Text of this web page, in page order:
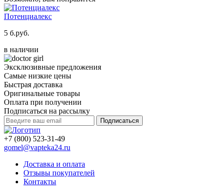
Потенциалекс
5 б.руб.
в наличии
Эксклюзивные предложения
Самые низкие цены
Быстрая доставка
Оригинальные товары
Оплата при получении
Подписаться на рассылку
Подписаться
+7 (800) 523-31-49
gomel@vapteka24.ru
Доставка и оплата
Отзывы покупателей
Контакты